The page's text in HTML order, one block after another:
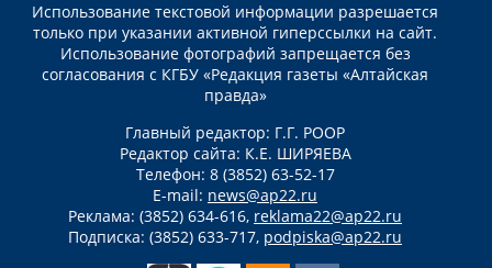
Использование текстовой информации разрешается
только при указании активной гиперссылки на сайт.
Использование фотографий запрещается без
согласования с КГБУ «Редакция газеты «Алтайская
правда»
Главный редактор: Г.Г. РООР
Редактор сайта: К.Е. ШИРЯЕВА
Телефон: 8 (3852) 63-52-17
E-mail: news@ap22.ru
Реклама: (3852) 634-616, reklama22@ap22.ru
Подписка: (3852) 633-717, podpiska@ap22.ru